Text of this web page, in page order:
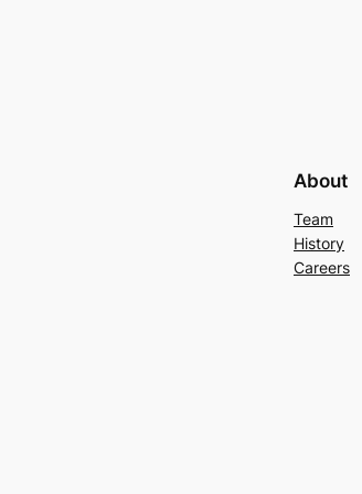
About
Team
History
Careers